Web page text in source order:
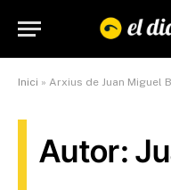
Inici » Arxius de Juan Miguel
Autor: